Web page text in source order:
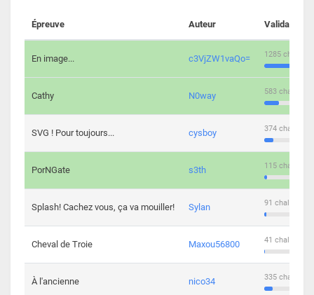
Épreuve Auteur Validations
En image... c3VjZW1vaQo= 1285
Cathy N0way 583
SVG ! Pour toujours... cysboy 374
PorNGate s3th 115
Splash! Cachez vous, ça va mouiller! Sylan 91
Cheval de Troie Maxou56800 41
À l'ancienne nico34 335